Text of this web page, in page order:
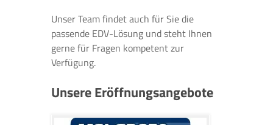
Unser Team findet auch für Sie die
passende EDV-Lösung und steht Ihnen
gerne für Fragen kompetent zur
Verfügung.
Unsere Eröffnungsangebote